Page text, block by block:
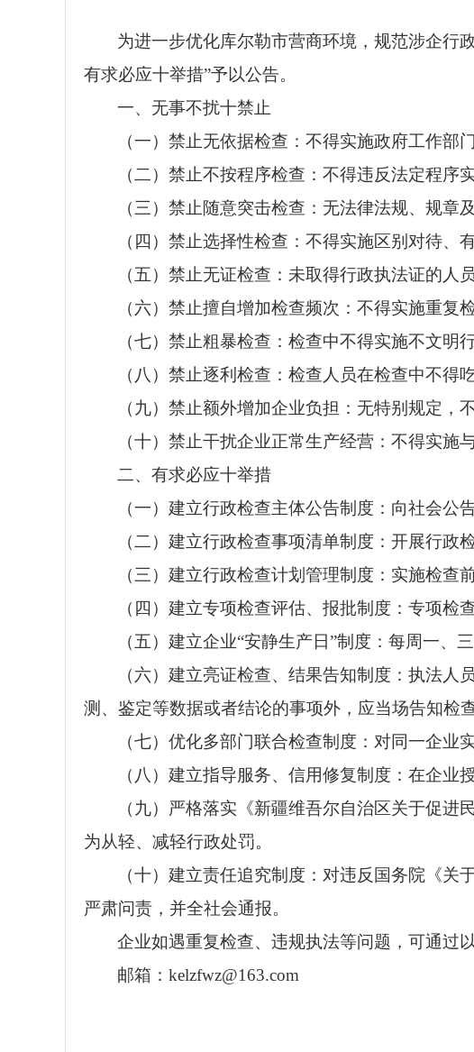
为进一步优化库尔勒市营商环境，规范涉企行
有求必应十举措”予以公告。
一、无事不扰十禁止
（一）禁止无依据检查：不得实施政府工作部
（二）禁止不按程序检查：不得违反法定程序
（三）禁止随意突击检查：无法律法规、规章
（四）禁止选择性检查：不得实施区别对待、
（五）禁止无证检查：未取得行政执法证的人
（六）禁止擅自增加检查频次：不得实施重复
（七）禁止粗暴检查：检查中不得实施不文明行
（八）禁止逐利检查：检查人员在检查中不得
（九）禁止额外增加企业负担：无特别规定，
（十）禁止干扰企业正常生产经营：不得实施
二、有求必应十举措
（一）建立行政检查主体公告制度：向社会公
（二）建立行政检查事项清单制度：开展行政
（三）建立行政检查计划管理制度：实施检查
（四）建立专项检查评估、报批制度：专项检
（五）建立企业“安静生产日”制度：每周一、
（六）建立亮证检查、结果告知制度：执法
测、鉴定等数据或者结论的事项外，应当场告知检查
（七）优化多部门联合检查制度：对同一企业
（八）建立指导服务、信用修复制度：在企业
（九）严格落实《新疆维吾尔自治区关于促
为从轻、减轻行政处罚。
（十）建立责任追究制度：对违反国务院《关
严肃问责，并全社会通报。
企业如遇重复检查、违规执法等问题，可通过
邮箱：kelzfwz@163.com